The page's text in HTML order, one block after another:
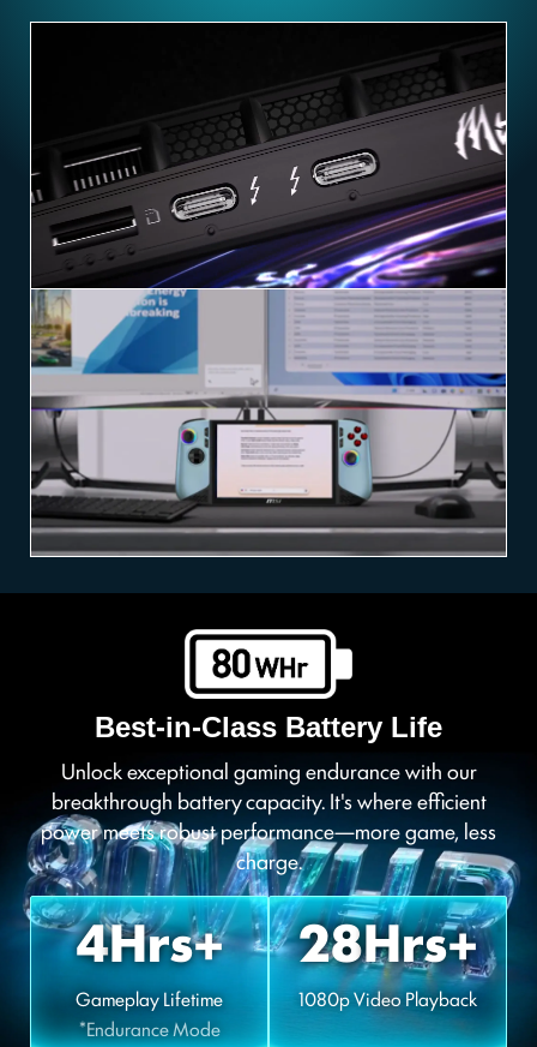
Best-in-Class Battery Life
Unlock exceptional gaming endurance with our
breakthrough battery capacity. It's where efficient
power meets robust performance—more game, less
charge.
4Hrs+
Gameplay Lifetime
*Endurance Mode
28Hrs+
1080p Video Playback